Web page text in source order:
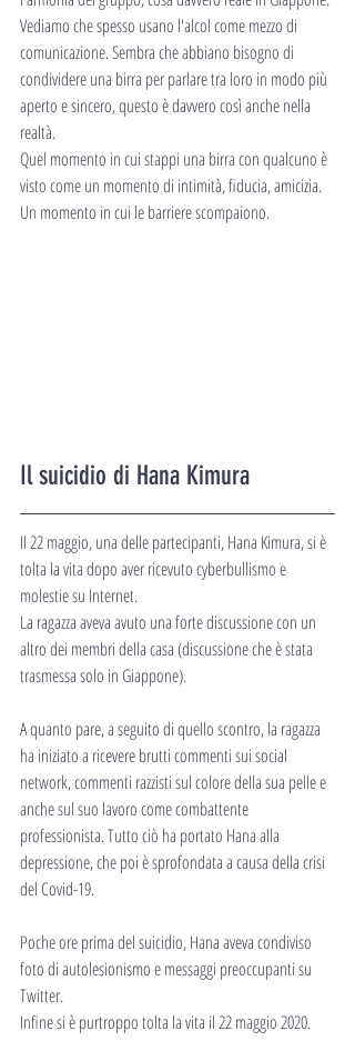
Vediamo che spesso usano l'alcol come mezzo di
comunicazione. Sembra che abbiano bisogno di
condividere una birra per parlare tra loro in modo più
aperto e sincero, questo è davvero così anche nella
realtà.
Quel momento in cui stappi una birra con qualcuno è
visto come un momento di intimità, fiducia, amicizia.
Un momento in cui le barriere scompaiono.
Il suicidio di Hana Kimura
Il 22 maggio, una delle partecipanti, Hana Kimura, si è
tolta la vita dopo aver ricevuto cyberbullismo e
molestie su Internet.
La ragazza aveva avuto una forte discussione con un
altro dei membri della casa (discussione che è stata
trasmessa solo in Giappone).
A quanto pare, a seguito di quello scontro, la ragazza
ha iniziato a ricevere brutti commenti sui social
network, commenti razzisti sul colore della sua pelle e
anche sul suo lavoro come combattente
professionista. Tutto ciò ha portato Hana alla
depressione, che poi è sprofondata a causa della crisi
del Covid-19.
Poche ore prima del suicidio, Hana aveva condiviso
foto di autolesionismo e messaggi preoccupanti su
Twitter.
Infine si è purtroppo tolta la vita il 22 maggio 2020.